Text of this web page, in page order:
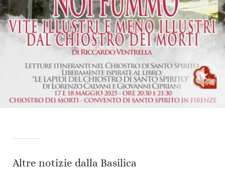
Altre notizie dalla Basilica